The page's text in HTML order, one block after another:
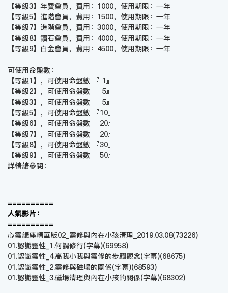
【等級3】年費會員，費用：1000，使用期限：一年
【等級5】進階會員，費用：1500，使用期限：一年
【等級7】進階會員，費用：3000，使用期限：一年
【等級8】鑽石會員，費用：4000，使用期限：一年
【等級9】白金會員，費用：4500，使用期限：一年
可使用命盤數：
【等級1】，可使用命盤數 『 1』
【等級2】，可使用命盤數 『 5』
【等級3】，可使用命盤數 『 5』
【等級5】，可使用命盤數 『10』
【等級6】，可使用命盤數 『20』
【等級7】，可使用命盤數 『20』
【等級8】，可使用命盤數 『30』
【等級9】，可使用命盤數 『50』
詳情請參閱：
==========
人氣影片：
==========
心靈講座精華版02_靈修與內在小孩清理_2019.03.08(73226)
01.認識靈性_1.何謂修行(字幕)(69958)
01.認識靈性_4.高我小我與靈修的步驟觀念(字幕)(68675)
01.認識靈性_2.靈修與磁場的關係(字幕)(68593)
01.認識靈性_3.磁場清理與內在小孩的關係(字幕)(68302)